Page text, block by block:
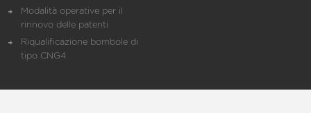
Modalità operative per il
rinnovo delle patenti
Riqualificazione bombole di
tipo CNG4